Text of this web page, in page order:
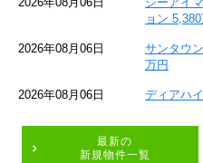
ョン
2026年08月06日
サンタウ
万円
2026年08月06日 ディアハ
最新の
新規物件一覧